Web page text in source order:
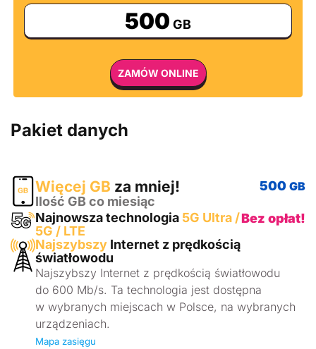
Pakiet danych
Więcej GB za mniej!
Ilość GB co miesiąc
500 GB
Najnowsza technologia 5G Ultra /
5G / LTE
Bez opłat!
Najszybszy Internet z prędkością
światłowodu
Najszybszy Internet z prędkością światłowodu
do 600 Mb/s. Ta technologia jest dostępna
w wybranych miejscach w Polsce, na wybranych
urządzeniach.
Mapa zasięgu
500 GB
ZAMÓW ONLINE